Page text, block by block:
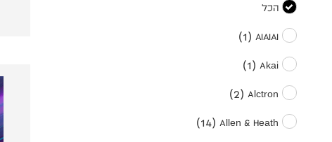
הכל
AIAIAI
(
1
)
Akai
(
1
)
Alctron
(
2
)
Allen & Heath
(
14
)